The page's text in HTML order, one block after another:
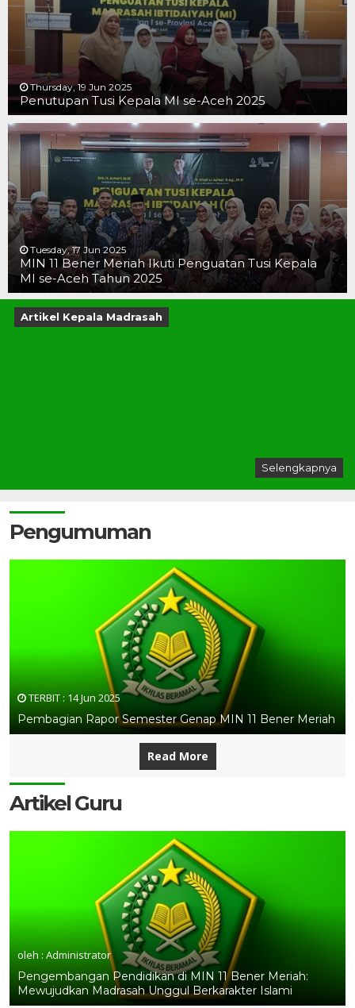
Thursday, 19 Jun 2025
Penutupan Tusi Kepala MI se-Aceh 2025
Tuesday, 17 Jun 2025
MIN 11 Bener Meriah Ikuti Penguatan Tusi Kepala
MI se-Aceh Tahun 2025
Artikel Kepala Madrasah
Selengkapnya
Pengumuman
TERBIT : 14 Jun 2025
Pembagian Rapor Semester Genap MIN 11 Bener Meriah
Read More
Artikel Guru
oleh : Administrator
Pengembangan Pendidikan di MIN 11 Bener Meriah:
Mewujudkan Madrasah Unggul Berkarakter Islami
19 JUN 2025
19 JUN 2025
16 JUN 2025